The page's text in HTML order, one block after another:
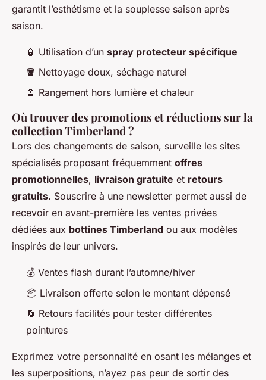
garantit l’esthétisme et la souplesse saison après
saison.
🧴 Utilisation d’un spray protecteur spécifique
🪣 Nettoyage doux, séchage naturel
🪫 Rangement hors lumière et chaleur
Où trouver des promotions et réductions sur la
collection Timberland ?
Lors des changements de saison, surveille les sites
spécialisés proposant fréquemment offres
promotionnelles, livraison gratuite et retours
gratuits. Souscrire à une newsletter permet aussi de
recevoir en avant-première les ventes privées
dédiées aux bottines Timberland ou aux modèles
inspirés de leur univers.
💰 Ventes flash durant l’automne/hiver
📦 Livraison offerte selon le montant dépensé
🔄 Retours facilités pour tester différentes
pointures
Exprimez votre personnalité en osant les mélanges et
les superpositions, n’ayez pas peur de sortir des